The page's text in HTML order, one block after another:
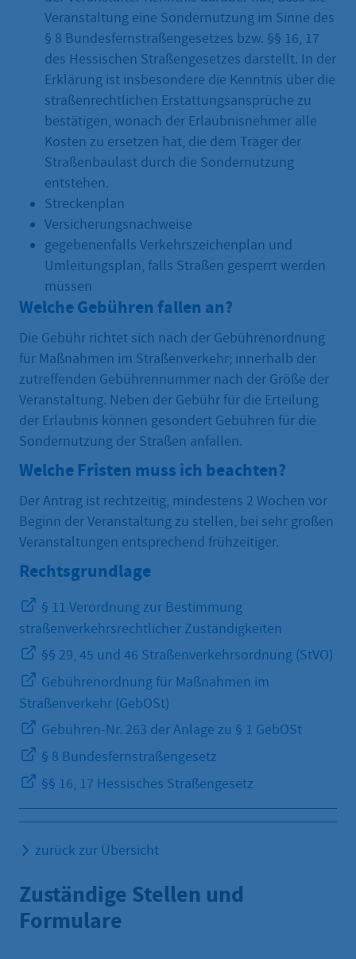
Veranstaltung eine Sondernutzung im Sinne des
§ 8 Bundesfernstraßengesetzes bzw. §§ 16, 17
des Hessischen Straßengesetzes darstellt. In der
Erklärung ist insbesondere die Kenntnis über die
straßenrechtlichen Erstattungsansprüche zu
bestätigen, wonach der Erlaubnisnehmer alle
Kosten zu ersetzen hat, die dem Träger der
Straßenbaulast durch die Sondernutzung
entstehen.
Streckenplan
Versicherungsnachweise
gegebenenfalls Verkehrszeichenplan und
Umleitungsplan, falls Straßen gesperrt werden
müssen
Welche Gebühren fallen an?
Die Gebühr richtet sich nach der Gebührenordnung
für Maßnahmen im Straßenverkehr; innerhalb der
zutreffenden Gebührennummer nach der Größe der
Veranstaltung. Neben der Gebühr für die Erteilung
der Erlaubnis können gesondert Gebühren für die
Sondernutzung der Straßen anfallen.
Welche Fristen muss ich beachten?
Der Antrag ist rechtzeitig, mindestens 2 Wochen vor
Beginn der Veranstaltung zu stellen, bei sehr großen
Veranstaltungen entsprechend frühzeitiger.
Rechtsgrundlage
§ 11 Verordnung zur Bestimmung
straßenverkehrsrechtlicher Zuständigkeiten
§§ 29, 45 und 46 Straßenverkehrsordnung (StVO)
Gebührenordnung für Maßnahmen im
Straßenverkehr (GebOSt)
Gebühren-Nr. 263 der Anlage zu § 1 GebOSt
§ 8 Bundesfernstraßengesetz
§§ 16, 17 Hessisches Straßengesetz
zurück zur Übersicht
Zuständige Stellen und
Formulare